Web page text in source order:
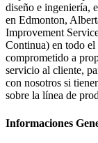
diseño e ingeniería,
en Edmonton,
Improvement
Continua) en todo
comprometido a
servicio al cliente,
con nosotros si
sobre la línea de
Informaciones